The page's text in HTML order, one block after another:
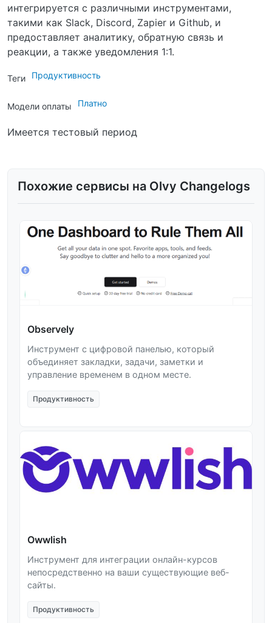
интегрируется с различными инструментами,
такими как Slack, Discord, Zapier и Github, и
предоставляет аналитику, обратную связь и
реакции, а также уведомления 1:1.
Теги Продуктивность
Модели оплаты Платно
Имеется тестовый период
Похожие сервисы на Olvy Changelogs
Observely
Инструмент с цифровой панелью, который
объединяет закладки, задачи, заметки и
управление временем в одном месте.
Продуктивность
Owwlish
Инструмент для интеграции онлайн-курсов
непосредственно на ваши существующие веб-
сайты.
Продуктивность